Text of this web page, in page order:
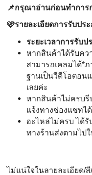
📌กรุณาอ่านก่อนทำการ
🩷รายละเอียดการรับปร
ระยะเวลาการรับป
หากสินค้าได้รับคว
สามารถเคลมได้*
ฐานเป็นวีดีโอตอน
เลยค่ะ
หากสินค้าไม่ครบรี
แจ้งทางช่องแชทไ
อะไหล่ไม่ครบ ได้
ทางร้านส่งตามไป
ไม่แน่ใจในลายละเอียด